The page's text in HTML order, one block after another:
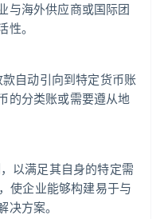
与海外供应商或国际团
性。
款自动引向到特定货币账
的分类账或需要遵从地
以满足其自身的特定需
使企业能够构建易于与
方案。